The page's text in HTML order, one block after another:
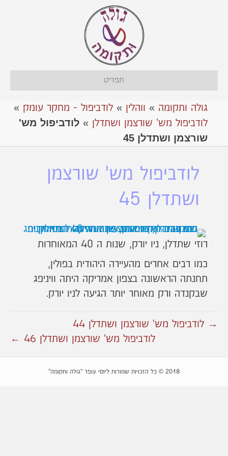
תפריט
גולה ותקומה » ווהלין » לודביפול - מחקר עומק »
לודביפול מש' שורצמן ושתדלן » לודביפול מש'
שורצמן ושתדלן 45
לודביפול מש' שורצמן
ושתדלן 45
רוזי שתדלן, ניו יורק, שנות ה 40 המאוחרות
כמו רבים אחרים מהעיירה היהודית בפולין,
תחנתה הראשונה בצפון אמריקה היתה וויניפג
שבקנדה ורק מאוחר יותר הגיעה לניו יורק.
→ לודביפול מש' שורצמן ושתדלן 44
לודביפול מש' שורצמן ושתדלן 46 ←
2018 © כל הזכויות שמורות ליוסי עופר "גולה ותקומה"